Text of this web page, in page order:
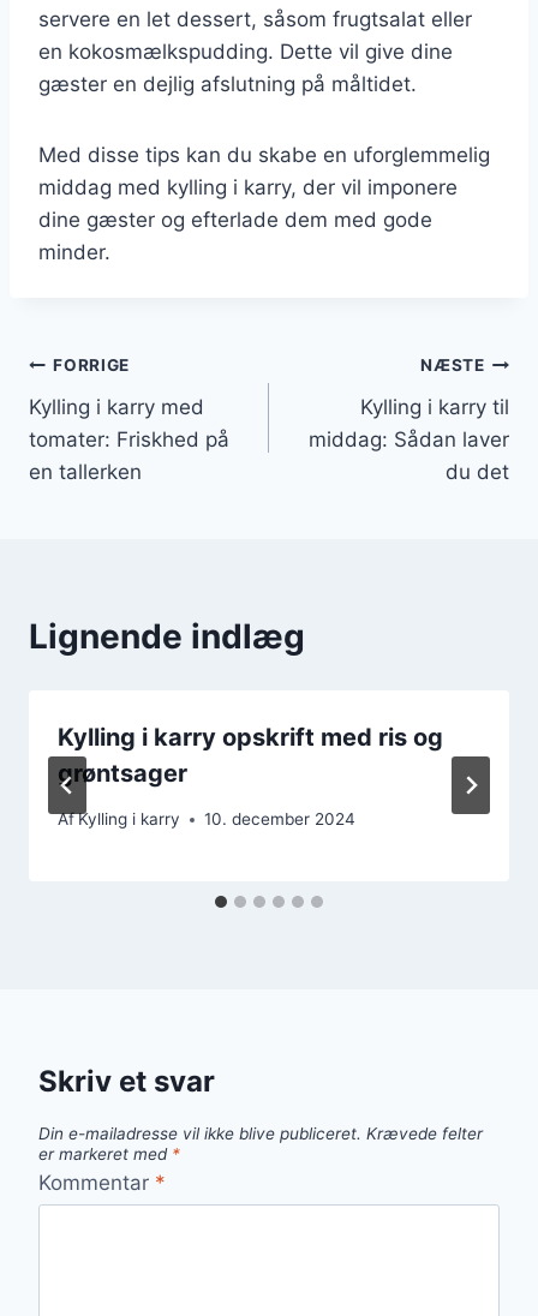
servere en let dessert, såsom frugtsalat eller
en kokosmælkspudding. Dette vil give dine
gæster en dejlig afslutning på måltidet.
Med disse tips kan du skabe en uforglemmelig
middag med kylling i karry, der vil imponere
dine gæster og efterlade dem med gode
minder.
Indlægsnavigation
FORRIGE
Kylling i karry med
tomater: Friskhed på
en tallerken
NÆSTE
Kylling i karry til
middag: Sådan laver
du det
Lignende indlæg
Kylling i karry opskrift med ris og
grøntsager
AfKylling i karry 10. december 2024
Skriv et svar
Din e-mailadresse vil ikke blive publiceret. Krævede felter
er markeret med *
Kommentar *